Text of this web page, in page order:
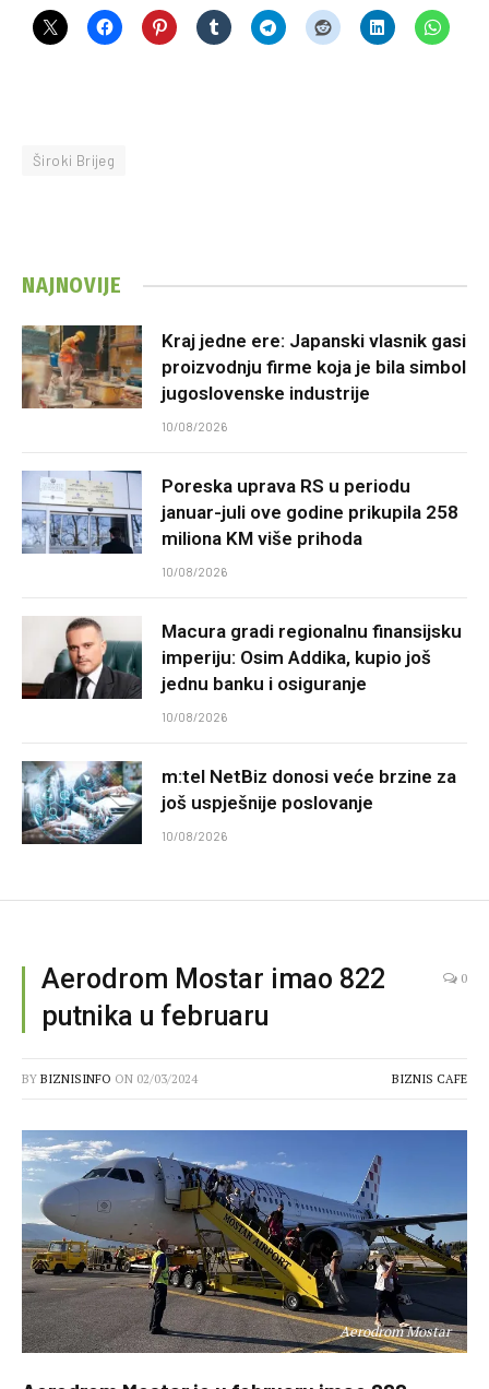
Široki Brijeg
NAJNOVIJE
Kraj jedne ere: Japanski vlasnik gasi
proizvodnju firme koja je bila simbol
jugoslovenske industrije
10/08/2026
Poreska uprava RS u periodu
januar-juli ove godine prikupila 258
miliona KM više prihoda
10/08/2026
Macura gradi regionalnu finansijsku
imperiju: Osim Addika, kupio još
jednu banku i osiguranje
10/08/2026
m:tel NetBiz donosi veće brzine za
još uspješnije poslovanje
10/08/2026
Aerodrom Mostar imao 822
putnika u februaru
0
BY BIZNISINFO ON 02/03/2024 BIZNIS CAFE
Aerodrom Mostar